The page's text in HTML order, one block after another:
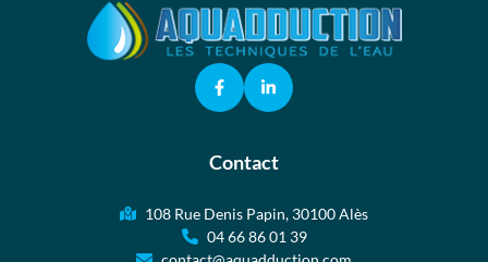
Contact
108 Rue Denis Papin, 30100 Alès
04 66 86 01 39